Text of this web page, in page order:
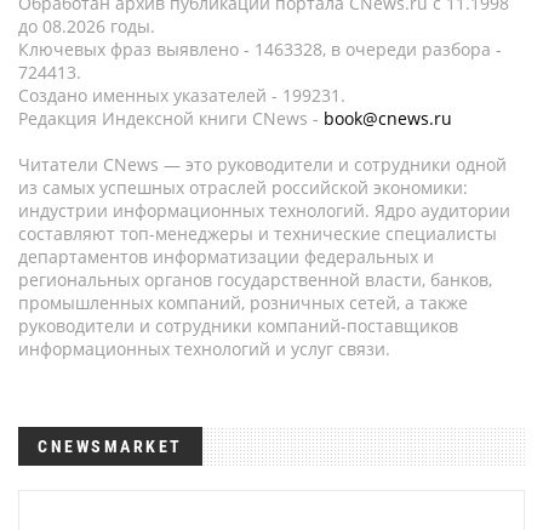
до 08.2026 годы.
Ключевых фраз выявлено - 1463328, в очереди разбора -
724413.
Создано именных указателей - 199231.
Редакция Индексной книги CNews - book@cnews.ru
Читатели CNews — это руководители и сотрудники одной
из самых успешных отраслей российской экономики:
индустрии информационных технологий. Ядро аудитории
составляют топ-менеджеры и технические специалисты
департаментов информатизации федеральных и
региональных органов государственной власти, банков,
промышленных компаний, розничных сетей, а также
руководители и сотрудники компаний-поставщиков
информационных технологий и услуг связи.
CNEWSMARKET